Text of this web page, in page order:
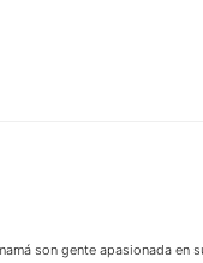
son gente apasionada en